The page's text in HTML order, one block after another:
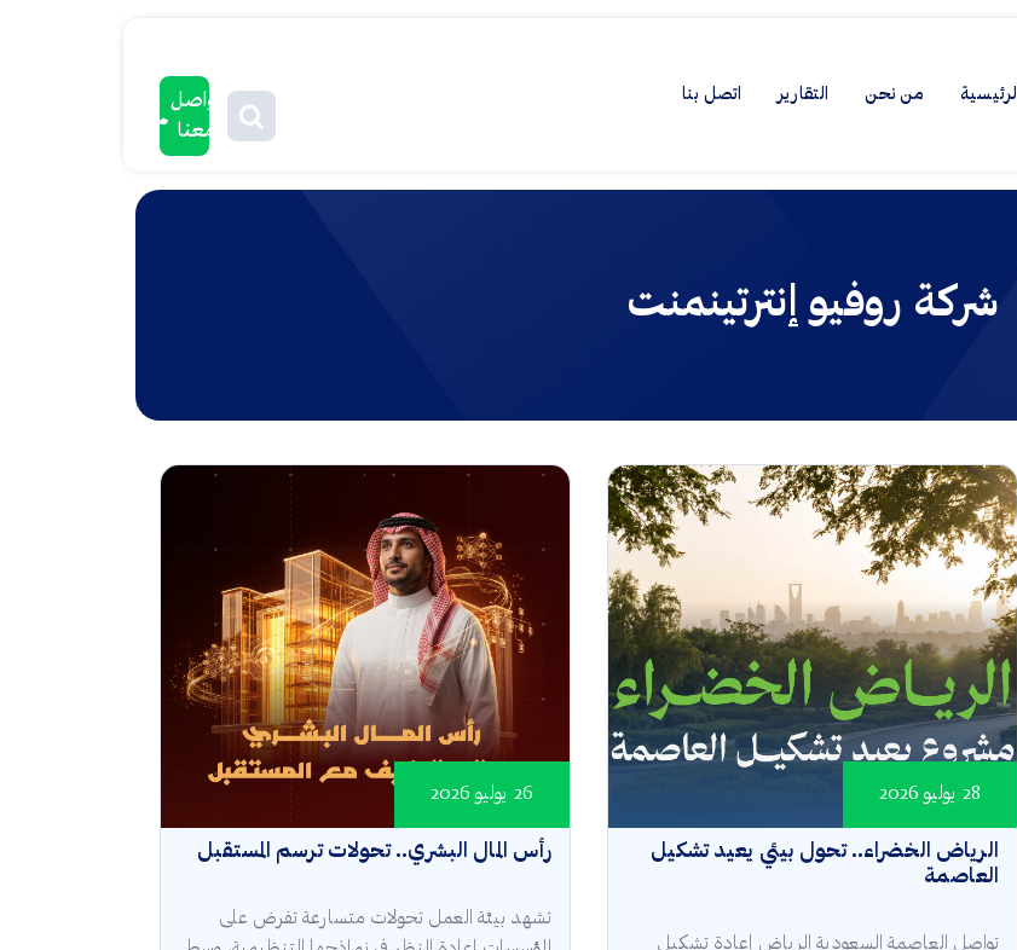
الرئيسية من نحن التقارير اتصل بنا
تواصل
معنا
شركة روفيو إنترتينمنت
الرياض الخضراء.. تحول بيئي يعيد تشكيل
العاصمة
28 يوليو 2026
تواصل العاصمة السعودية الرياض إعادة تشكيل
رأس المال البشري.. تحولات ترسم المستقبل
26 يوليو 2026
تشهد بيئة العمل تحولات متسارعة تفرض على